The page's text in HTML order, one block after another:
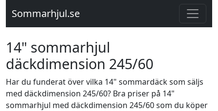
Sommarhjul.se
14" sommarhjul
däckdimension 245/60
Har du funderat över vilka 14" sommardäck som säljs
med däckdimension 245/60? Bra priser på 14"
sommarhjul med däckdimension 245/60 som du köper